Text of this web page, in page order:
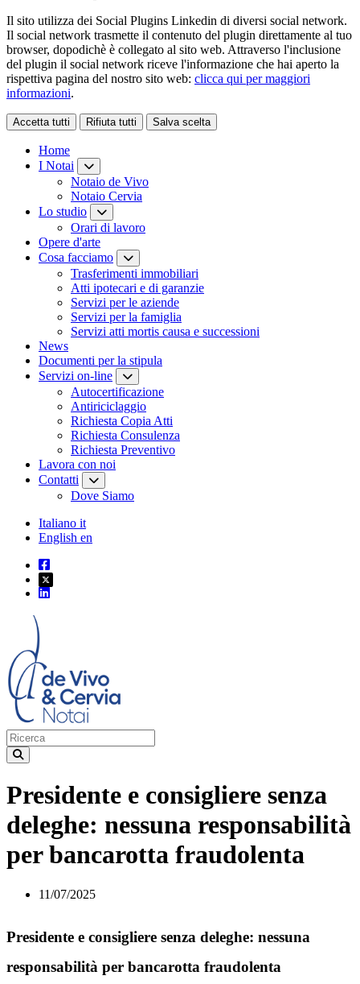
Il sito utilizza dei Social Plugins Linkedin di diversi social network.
Il social network trasmette il contenuto del plugin direttamente al tuo
browser, dopodichè è collegato al sito web. Attraverso l'inclusione
del plugin il social network riceve l'informazione che hai aperto la
rispettiva pagina del nostro sito web: clicca qui per maggiori
informazioni.
Accetta tutti Rifiuta tutti Salva scelta
Home
I Notai
Notaio de Vivo
Notaio Cervia
Lo studio
Orari di lavoro
Opere d'arte
Cosa facciamo
Trasferimenti immobiliari
Atti ipotecari e di garanzie
Servizi per le aziende
Servizi per la famiglia
Servizi atti mortis causa e successioni
News
Documenti per la stipula
Servizi on-line
Autocertificazione
Antiriciclaggio
Richiesta Copia Atti
Richiesta Consulenza
Richiesta Preventivo
Lavora con noi
Contatti
Dove Siamo
Italiano it
English en
Presidente e consigliere senza
deleghe: nessuna responsabilità
per bancarotta fraudolenta
11/07/2025
Presidente e consigliere senza deleghe: nessuna
responsabilità per bancarotta fraudolenta